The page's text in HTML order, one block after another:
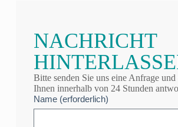
NACHRICHT
Bitte senden Sie uns eine Anfrage
Ihnen innerhalb von 24 Stunden
Name (erforderlich)